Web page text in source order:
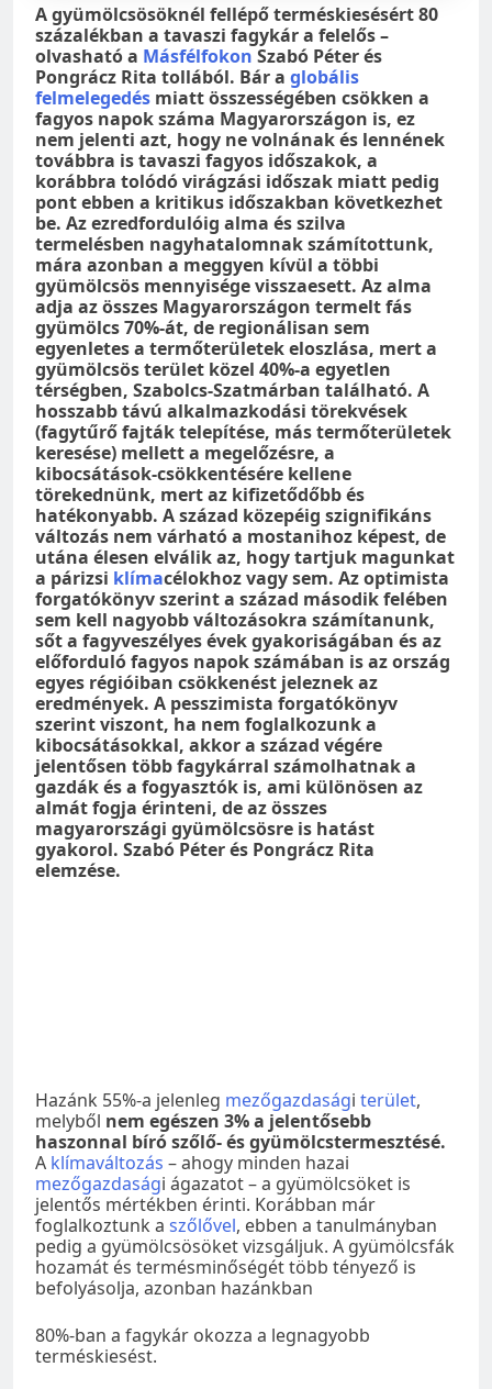
A gyümölcsösöknél fellépő terméskiesésért 80
százalékban a tavaszi fagykár a felelős –
olvasható a Másfélfokon Szabó Péter és
Pongrácz Rita tollából. Bár a globális
felmelegedés miatt összességében csökken a
fagyos napok száma Magyarországon is, ez
nem jelenti azt, hogy ne volnának és lennének
továbbra is tavaszi fagyos időszakok, a
korábbra tolódó virágzási időszak miatt pedig
pont ebben a kritikus időszakban következhet
be. Az ezredfordulóig alma és szilva
termelésben nagyhatalomnak számítottunk,
mára azonban a meggyen kívül a többi
gyümölcsös mennyisége visszaesett. Az alma
adja az összes Magyarországon termelt fás
gyümölcs 70%-át, de regionálisan sem
egyenletes a termőterületek eloszlása, mert a
gyümölcsös terület közel 40%-a egyetlen
térségben, Szabolcs-Szatmárban található. A
hosszabb távú alkalmazkodási törekvések
(fagytűrő fajták telepítése, más termőterületek
keresése) mellett a megelőzésre, a
kibocsátások-csökkentésére kellene
törekednünk, mert az kifizetődőbb és
hatékonyabb. A század közepéig szignifikáns
változás nem várható a mostanihoz képest, de
utána élesen elválik az, hogy tartjuk magunkat
a párizsi klímacélokhoz vagy sem. Az optimista
forgatókönyv szerint a század második felében
sem kell nagyobb változásokra számítanunk,
sőt a fagyveszélyes évek gyakoriságában és az
előforduló fagyos napok számában is az ország
egyes régióiban csökkenést jeleznek az
eredmények. A pesszimista forgatókönyv
szerint viszont, ha nem foglalkozunk a
kibocsátásokkal, akkor a század végére
jelentősen több fagykárral számolhatnak a
gazdák és a fogyasztók is, ami különösen az
almát fogja érinteni, de az összes
magyarországi gyümölcsösre is hatást
gyakorol. Szabó Péter és Pongrácz Rita
elemzése.
Hazánk 55%-a jelenleg mezőgazdasági terület,
melyből nem egészen 3% a jelentősebb
haszonnal bíró szőlő- és gyümölcstermesztésé.
A klímaváltozás – ahogy minden hazai
mezőgazdasági ágazatot – a gyümölcsöket is
jelentős mértékben érinti. Korábban már
foglalkoztunk a szőlővel, ebben a tanulmányban
pedig a gyümölcsösöket vizsgáljuk. A gyümölcsfák
hozamát és termésminőségét több tényező is
befolyásolja, azonban hazánkban
80%-ban a fagykár okozza a legnagyobb
terméskiesést.